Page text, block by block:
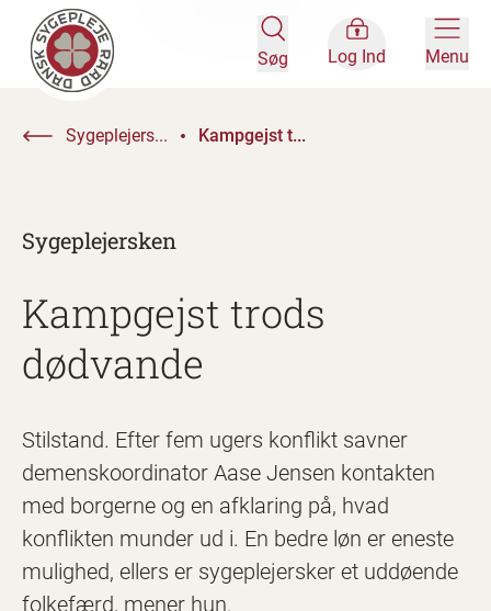
Søg Log Ind Menu
Sygeplejers... Kampgejst t...
Sygeplejersken
Kampgejst trods
dødvande
Stilstand. Efter fem ugers konflikt savner
demenskoordinator Aase Jensen kontakten
med borgerne og en afklaring på, hvad
konflikten munder ud i. En bedre løn er eneste
mulighed, ellers er sygeplejersker et uddøende
folkefærd, mener hun.